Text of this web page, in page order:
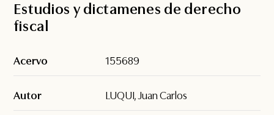
Estudios y dictamenes de derecho
fiscal
Acervo 155689
Autor LUQUI, Juan Carlos